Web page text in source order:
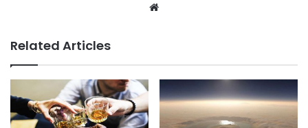
Website
Related Articles